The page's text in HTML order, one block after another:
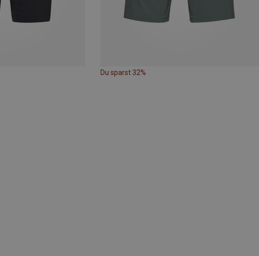
Du sparst 32%